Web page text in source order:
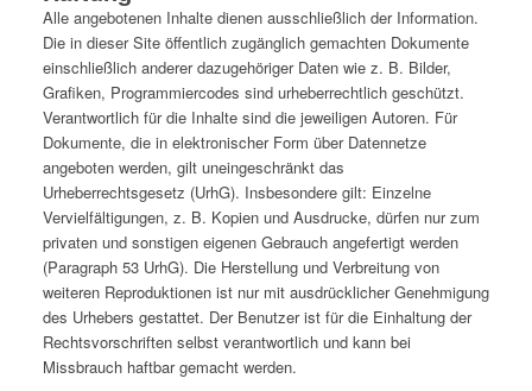
Alle angebotenen Inhalte dienen ausschließlich der Information.
Die in dieser Site öffentlich zugänglich gemachten Dokumente
einschließlich anderer dazugehöriger Daten wie z. B. Bilder,
Grafiken, Programmiercodes sind urheberrechtlich geschützt.
Verantwortlich für die Inhalte sind die jeweiligen Autoren. Für
Dokumente, die in elektronischer Form über Datennetze
angeboten werden, gilt uneingeschränkt das
Urheberrechtsgesetz (UrhG). Insbesondere gilt: Einzelne
Vervielfältigungen, z. B. Kopien und Ausdrucke, dürfen nur zum
privaten und sonstigen eigenen Gebrauch angefertigt werden
(Paragraph 53 UrhG). Die Herstellung und Verbreitung von
weiteren Reproduktionen ist nur mit ausdrücklicher Genehmigung
des Urhebers gestattet. Der Benutzer ist für die Einhaltung der
Rechtsvorschriften selbst verantwortlich und kann bei
Missbrauch haftbar gemacht werden.